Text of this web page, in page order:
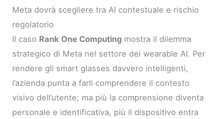
Meta dovrà scegliere tra AI contestuale e rischio
regolatorio
Il caso Rank One Computing mostra il dilemma
strategico di Meta nel settore dei wearable AI. Per
rendere gli smart glasses davvero intelligenti,
l’azienda punta a farli comprendere il contesto
visivo dell’utente; ma più la comprensione diventa
personale e identificativa, più il dispositivo entra